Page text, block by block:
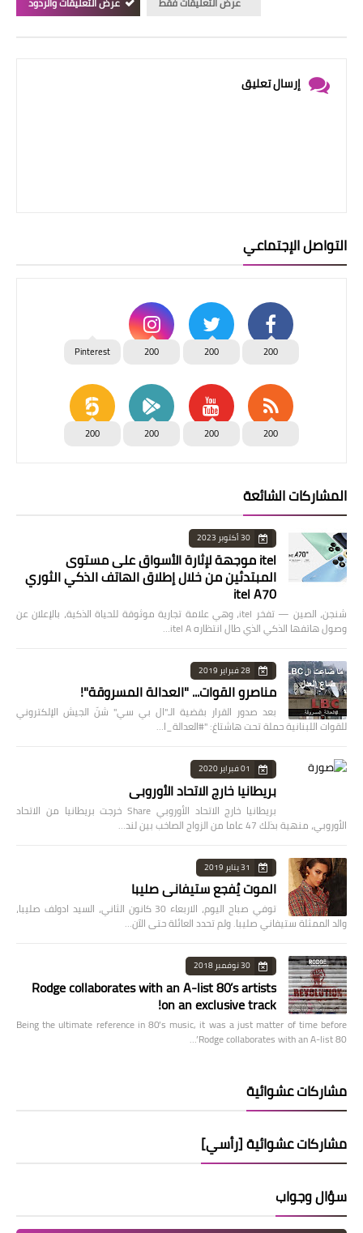
إرسال تعليق
التواصل الإجتماعي
200
200
200
Pinterest
200
200
200
200
المشاركات الشائعة
30 أكتوبر 2023
itel موجهة لإثارة الأسواق على مستوى
المبتدئين من خلال إطلاق الهاتف الذكي الثوري
itel A70
شنجن، الصين — تفخر itel، وهي علامة تجارية موثوقة للحياة الذكية، بالإعلان عن
وصول هاتفها الذكي الذي طال انتظاره itel A…
28 فبراير 2019
مناصرو القوات... "العدالة المسروقة"!
بعد صدور القرار بقضية الـ"ال بي سي" شنّ الجيش الإلكتروني
للقوات اللبنانية حملة تحت هاشتاغ: "#العدالة_ا…
01 فبراير 2020
بريطانيا خارج الاتحاد الأوروبي
بريطانيا خارج الاتحاد الأوروبي Share خرجت بريطانيا من الاتحاد
الأوروبي، منهية بذلك 47 عاما من الزواج الصاخب بين لند…
31 يناير 2019
الموت يُفجع ستيفاني صليبا
توفي صباح اليوم، الاربعاء 30 كانون الثاني، السيد ادولف صليبا،
والد الممثلة ستيفاني صليبا. ولم تحدد العائلة حتى الآن…
30 نوفمبر 2018
Rodge collaborates with an A-list 80’s artists
on an exclusive track!
Being the ultimate reference in 80’s music, it was a just matter of time before
Rodge collaborates with an A-list 80’…
مشاركات عشوائية
مشاركات عشوائية [رأسي]
سؤال وجواب